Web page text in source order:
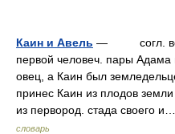
Каин и Авель — согл.
первой человеч. пары
овец, а Каин был
принес Каин из плодов
из первород. стада своего
словарь